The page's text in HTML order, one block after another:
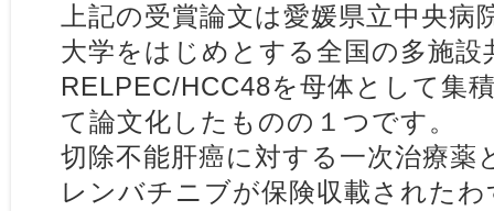
上記の受賞論文は愛媛県立中央
大学をはじめとする全国の多施設
RELPEC/HCC48を母体として集
て論文化したものの１つです。
切除不能肝癌に対する一次治療薬
レンバチニブが保険収載された